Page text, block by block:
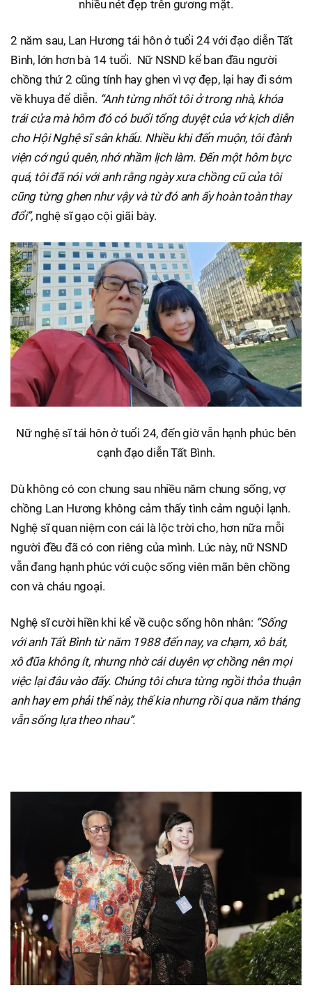
nhiều nét đẹp trên gương mặt.
2 năm sau, Lan Hương tái hôn ở tuổi 24 với đạo diễn Tất
Bình, lớn hơn bà 14 tuổi. Nữ NSND kể ban đầu người
chồng thứ 2 cũng tính hay ghen vì vợ đẹp, lại hay đi sớm
về khuya để diễn. “Anh từng nhốt tôi ở trong nhà, khóa
trái cửa mà hôm đó có buổi tổng duyệt của vở kịch diễn
cho Hội Nghệ sĩ sân khấu. Nhiều khi đến muộn, tôi đành
viện cớ ngủ quên, nhớ nhầm lịch làm. Đến một hôm bực
quá, tôi đã nói với anh rằng ngày xưa chồng cũ của tôi
cũng từng ghen như vậy và từ đó anh ấy hoàn toàn thay
đổi”, nghệ sĩ gạo cội giãi bày.
Nữ nghệ sĩ tái hôn ở tuổi 24, đến giờ vẫn hạnh phúc bên
cạnh đạo diễn Tất Bình.
Dù không có con chung sau nhiều năm chung sống, vợ
chồng Lan Hương không cảm thấy tình cảm nguội lạnh.
Nghệ sĩ quan niệm con cái là lộc trời cho, hơn nữa mỗi
người đều đã có con riêng của mình. Lúc này, nữ NSND
vẫn đang hạnh phúc với cuộc sống viên mãn bên chồng
con và cháu ngoại.
Nghệ sĩ cười hiền khi kể về cuộc sống hôn nhân: “Sống
với anh Tất Bình từ năm 1988 đến nay, va chạm, xô bát,
xô đũa không ít, nhưng nhờ cái duyên vợ chồng nên mọi
việc lại đâu vào đấy. Chúng tôi chưa từng ngồi thỏa thuận
anh hay em phải thế này, thế kia nhưng rồi qua năm tháng
vẫn sống lựa theo nhau”.